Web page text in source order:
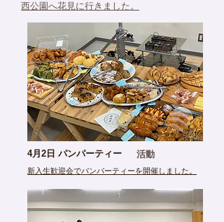
西公園へ花見に行きました。
4月2日 パンパーティー
新入生歓迎会でパンパーティーを​開催しました。
活動